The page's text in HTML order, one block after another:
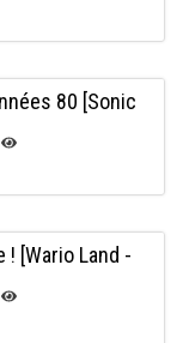
80 [Sonic
! [Wario Land -